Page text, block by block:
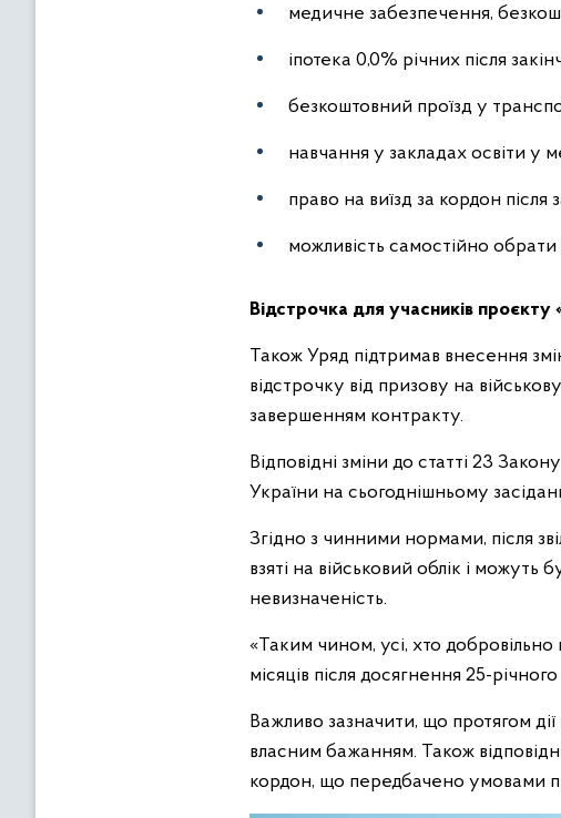
медичне забезпечення,
іпотека 0,0% річних після
безкоштовний проїзд у
навчання у закладах освіти у
право на виїзд за кордон після
можливість самостійно
Відстрочка для учасників проєкту
Також Уряд підтримав внесення
відстрочку від призову на
завершенням контракту.
Відповідні зміни до статті 23
України на сьогоднішньому
Згідно з чинними нормами, після
взяті на військовий облік і
невизначеність.
«Таким чином, усі, хто
місяців після досягнення 25-
Важливо зазначити, що протягом
власним бажанням. Також
кордон, що передбачено умовами